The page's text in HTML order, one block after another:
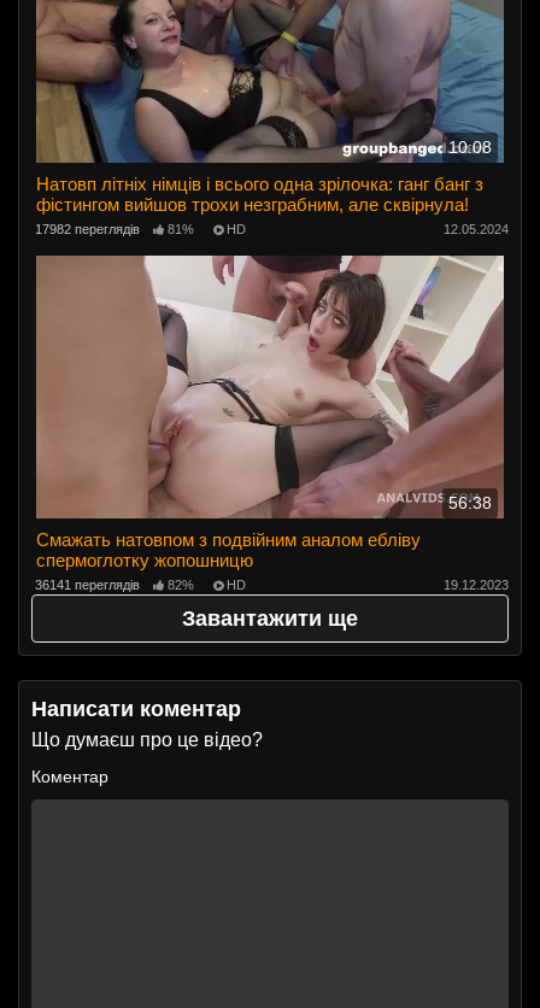
10:08
Натовп літніх німців і всього одна зрілочка: ганг банг з
фістингом вийшов трохи незграбним, але сквірнула!
17982 переглядів 81% HD 12.05.2024
56:38
Смажать натовпом з подвійним аналом ебліву
спермоглотку жопошницю
36141 переглядів 82% HD 19.12.2023
Завантажити ще
Написати коментар
Що думаєш про це відео?
Коментар